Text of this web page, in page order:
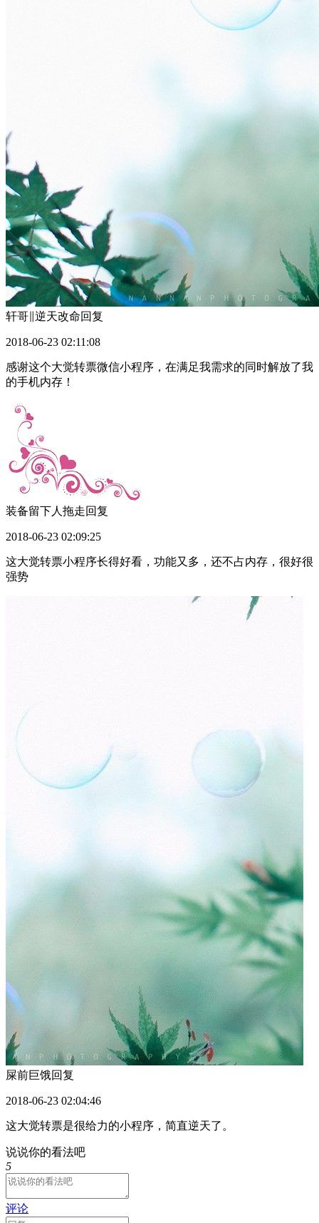
轩哥∥逆天改命回复
2018-06-23 02:11:08
感谢这个大觉转票微信小程序，在满足我需求的同时解放了我
的手机内存！
装备留下人拖走回复
2018-06-23 02:09:25
这大觉转票小程序长得好看，功能又多，还不占内存，很好很
强势
屎前巨饿回复
2018-06-23 02:04:46
这大觉转票是很给力的小程序，简直逆天了。
说说你的看法吧
5
评论